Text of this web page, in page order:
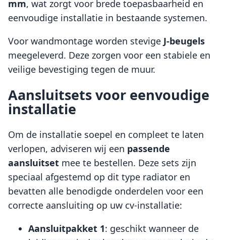
mm, wat zorgt voor brede toepasbaarheid en
eenvoudige installatie in bestaande systemen.
Voor wandmontage worden stevige J-beugels
meegeleverd. Deze zorgen voor een stabiele en
veilige bevestiging tegen de muur.
Aansluitsets voor eenvoudige
installatie
Om de installatie soepel en compleet te laten
verlopen, adviseren wij een passende
aansluitset mee te bestellen. Deze sets zijn
speciaal afgestemd op dit type radiator en
bevatten alle benodigde onderdelen voor een
correcte aansluiting op uw cv-installatie:
Aansluitpakket 1: geschikt wanneer de